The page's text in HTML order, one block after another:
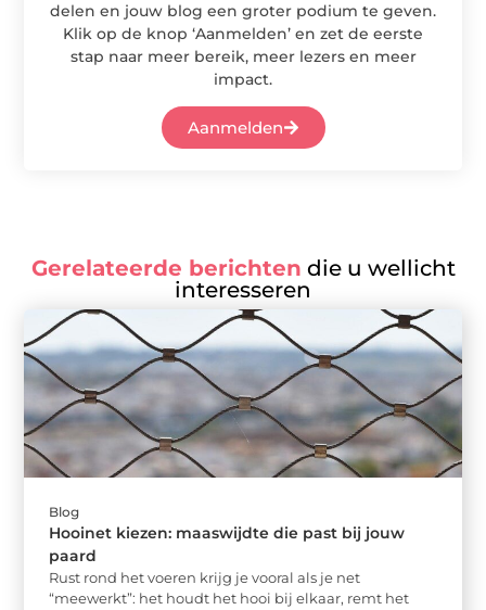
delen en jouw blog een groter podium te geven.
Klik op de knop ‘Aanmelden’ en zet de eerste
stap naar meer bereik, meer lezers en meer
impact.
Aanmelden
Gerelateerde berichten die u wellicht
interesseren
Blog
Hooinet kiezen: maaswijdte die past bij jouw
paard
Rust rond het voeren krijg je vooral als je net
“meewerkt”: het houdt het hooi bij elkaar, remt het